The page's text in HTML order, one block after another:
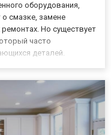
оборудования,
смазке, замене
Но существует
часто
деталей.